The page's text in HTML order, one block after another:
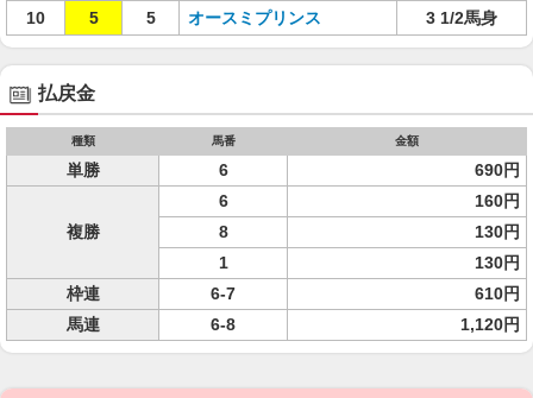
10
5 5 オースミプリンス 3 1/2馬身
払戻金
種類 馬番 金額
単勝 6 690円
複勝
6
160円
8
130円
1
130円
枠連
6-7
610円
馬連
6-8 1,120円